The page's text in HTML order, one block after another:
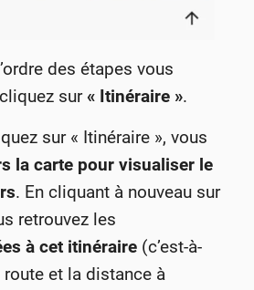
des étapes vous
sur « Itinéraire ».
sur « Itinéraire », vous
la carte pour visualiser le
. En cliquant à nouveau sur
retrouvez les
à cet itinéraire (c’est-à-
et la distance à